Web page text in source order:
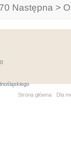
Następna >
Strona główna
Dla